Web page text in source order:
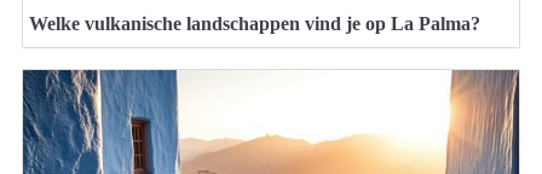
Welke vulkanische landschappen vind je op La Palma?